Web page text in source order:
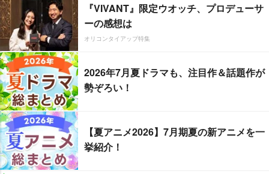
『VIVANT』限定ウオッチ、プロデューサ
ーの感想は
オリコンタイアップ特集
2026年7月夏ドラマも、注目作＆話題作が
勢ぞろい！
【夏アニメ2026】7月期夏の新アニメを一
挙紹介！